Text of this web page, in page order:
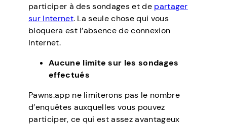
participer à des sondages et de partager
sur Internet. La seule chose qui vous
bloquera est l’absence de connexion
Internet.
Aucune limite sur les sondages
effectués
Pawns.app ne limiterons pas le nombre
d’enquêtes auxquelles vous pouvez
participer, ce qui est assez avantageux